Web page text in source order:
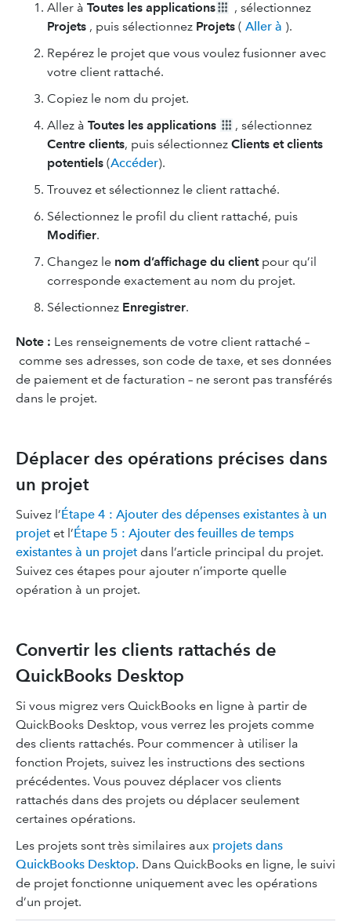
Aller à Toutes les applications
, sélectionnez
Projets , puis sélectionnez Projets ( Aller à ).
Repérez le projet que vous voulez fusionner avec
votre client rattaché.
Copiez le nom du projet.
Allez à Toutes les applications
, sélectionnez
Centre clients, puis sélectionnez Clients et clients
potentiels (Accéder).
Trouvez et sélectionnez le client rattaché.
Sélectionnez le profil du client rattaché, puis
Modifier.
Changez le nom d’affichage du clientpour qu’il
corresponde exactement au nom du projet.
Sélectionnez Enregistrer.
Note : Les renseignements de votre client rattaché –
comme ses adresses, son code de taxe, et ses données
de paiement et de facturation – ne seront pas transférés
dans le projet.
Déplacer des opérations précises dans
un projet
Suivez l’Étape 4 : Ajouter des dépenses existantes à un
projet et l’Étape 5 : Ajouter des feuilles de temps
existantes à un projet dans l’article principal du projet.
Suivez ces étapes pour ajouter n’importe quelle
opération à un projet.
Convertir les clients rattachés de
QuickBooks Desktop
Si vous migrez vers QuickBooks en ligne à partir de
QuickBooks Desktop, vous verrez les projets comme
des clients rattachés. Pour commencer à utiliser la
fonction Projets, suivez les instructions des sections
précédentes. Vous pouvez déplacer vos clients
rattachés dans des projets ou déplacer seulement
certaines opérations.
Les projets sont très similaires aux projets dans
QuickBooks Desktop. Dans QuickBooks en ligne, le suivi
de projet fonctionne uniquement avec les opérations
d’un projet.